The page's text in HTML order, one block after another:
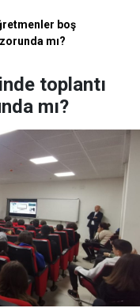
boş
mı?
toplantı
mı?